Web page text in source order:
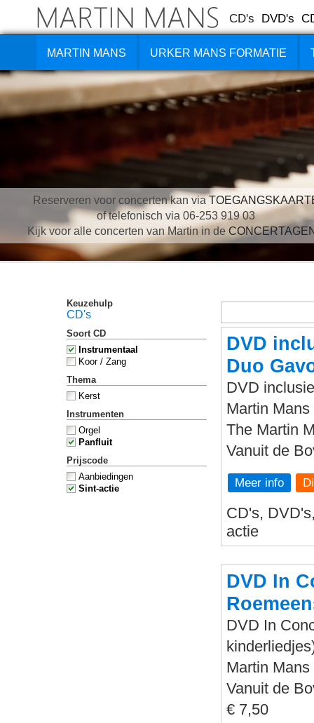
CD's DVD's
MARTIN MANS URKER MANS FORMATIE
Reserveren voor concerten kan via
of telefonisch via 06-253 919 03
Kijk voor alle concerten van Martin in de
Keuzehulp
CD's
Soort CD
Instrumentaal
Koor / Zang
Thema
Kerst
Instrumenten
Orgel
Panfluit
Prijscode
Aanbiedingen
Sint-actie
DVD
Duo
DVD
Martin
The Martin
Vanuit de
Meer info
CD's,
actie
DVD In
DVD In
Martin
Vanuit de
€ 7,50